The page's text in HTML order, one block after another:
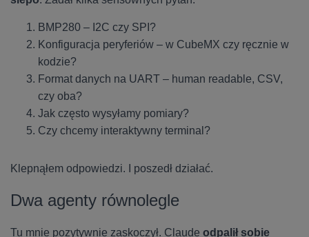
BMP280 – I2C czy SPI?
Konfiguracja peryferiów – w CubeMX czy ręcznie w
kodzie?
Format danych na UART – human readable, CSV,
czy oba?
Jak często wysyłamy pomiary?
Czy chcemy interaktywny terminal?
Klepnąłem odpowiedzi. I poszedł działać.
Dwa agenty równolegle
Tu mnie pozytywnie zaskoczył. Claude odpalił sobie